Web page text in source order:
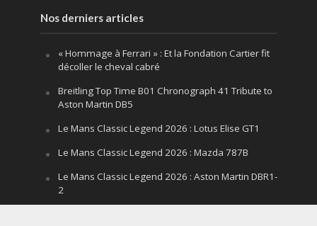
Nos derniers articles
« Hommage à Ferrari » : Et la Fondation Cartier fit
décoller le cheval cabré
Breitling Top Time B01 Chronograph 41 Tribute to
Aston Martin DB5
Le Mans Classic Legend 2026 : Lotus Elise GT1
Le Mans Classic Legend 2026 : Mazda 787B
Le Mans Classic Legend 2026 : Aston Martin DBR1-
2